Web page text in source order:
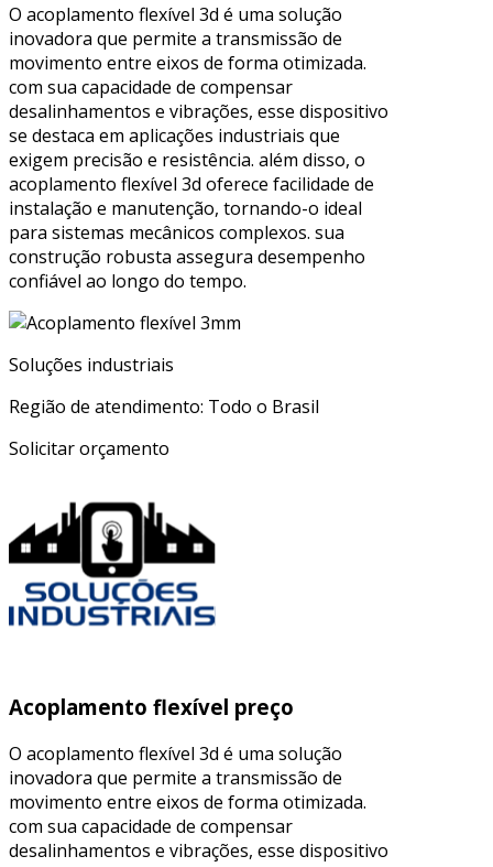
O acoplamento flexível 3d é uma solução
inovadora que permite a transmissão de
movimento entre eixos de forma otimizada.
com sua capacidade de compensar
desalinhamentos e vibrações, esse dispositivo
se destaca em aplicações industriais que
exigem precisão e resistência. além disso, o
acoplamento flexível 3d oferece facilidade de
instalação e manutenção, tornando-o ideal
para sistemas mecânicos complexos. sua
construção robusta assegura desempenho
confiável ao longo do tempo.
Soluções industriais
Região de atendimento: Todo o Brasil
Solicitar orçamento
Acoplamento flexível preço
O acoplamento flexível 3d é uma solução
inovadora que permite a transmissão de
movimento entre eixos de forma otimizada.
com sua capacidade de compensar
desalinhamentos e vibrações, esse dispositivo